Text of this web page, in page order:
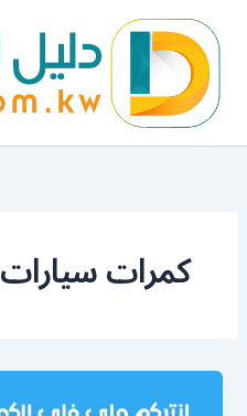
المحتوى
كمرات سيارات